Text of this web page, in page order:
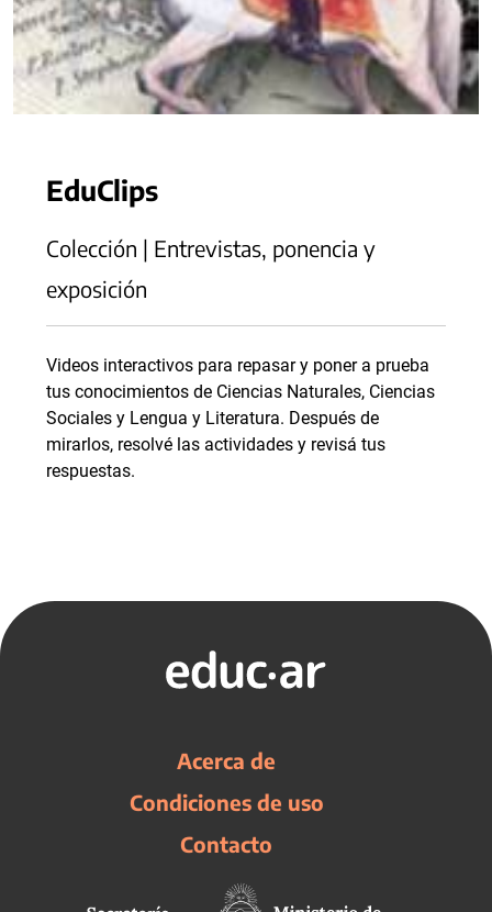
EduClips
Colección | Entrevistas, ponencia y
exposición
Videos interactivos para repasar y poner a prueba
tus conocimientos de Ciencias Naturales, Ciencias
Sociales y Lengua y Literatura. Después de
mirarlos, resolvé las actividades y revisá tus
respuestas.
Acerca de
Condiciones de uso
Contacto